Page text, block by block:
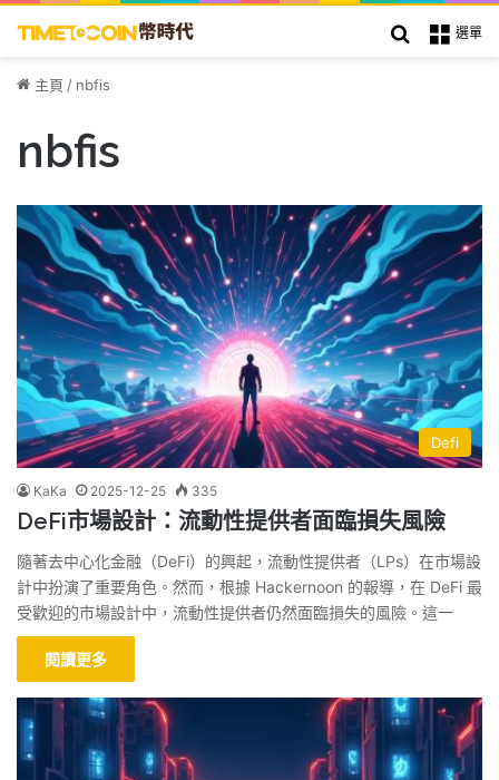
選單
搜索
主頁 / nbfis
nbfis
Defi
KaKa 2025-12-25 335
DeFi市場設計：流動性提供者面臨損失風險
隨著去中心化金融（DeFi）的興起，流動性提供者（LPs）在市場設
計中扮演了重要角色。然而，根據 Hackernoon 的報導，在 DeFi 最
受歡迎的市場設計中，流動性提供者仍然面臨損失的風險。這一
閱讀更多